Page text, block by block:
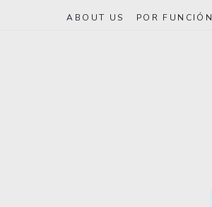
ABOUT US POR FUNCIÓN